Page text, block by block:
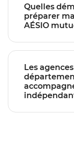
Quelles
préparer
AÉSIO
Les agences AÉSIO mutuelle du